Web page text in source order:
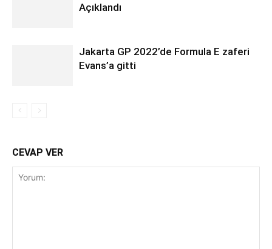
Açıklandı
Jakarta GP 2022’de Formula E zaferi
Evans’a gitti
CEVAP VER